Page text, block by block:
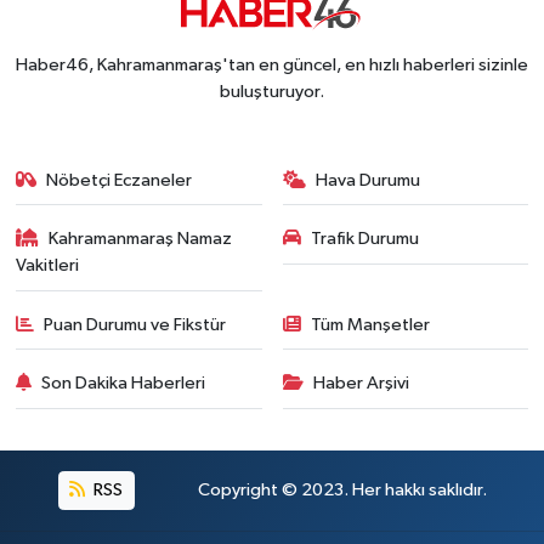
Haber46, Kahramanmaraş'tan en güncel, en hızlı haberleri sizinle
buluşturuyor.
Nöbetçi Eczaneler Hava Durumu
Kahramanmaraş Namaz
Vakitleri
Trafik Durumu
Puan Durumu ve Fikstür Tüm Manşetler
Son Dakika Haberleri Haber Arşivi
RSS Copyright © 2023. Her hakkı saklıdır.